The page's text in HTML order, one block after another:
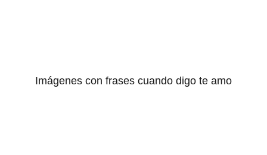
Imágenes con frases cuando digo te amo